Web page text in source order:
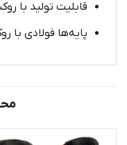
قابلیت تولید با
پایه‌ها فولادی با